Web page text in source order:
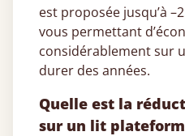
est proposée jusqu’à
vous permettant
considérablement sur
durer des années.
Quelle est la
sur un lit